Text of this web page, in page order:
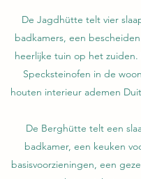
De Jagdhütte telt vier
badkamers, een
heerlijke tuin op het
Specksteinofen in de
houten interieur ademen
De Berghütte telt een
badkamer, een keuken
basisvoorzieningen, een